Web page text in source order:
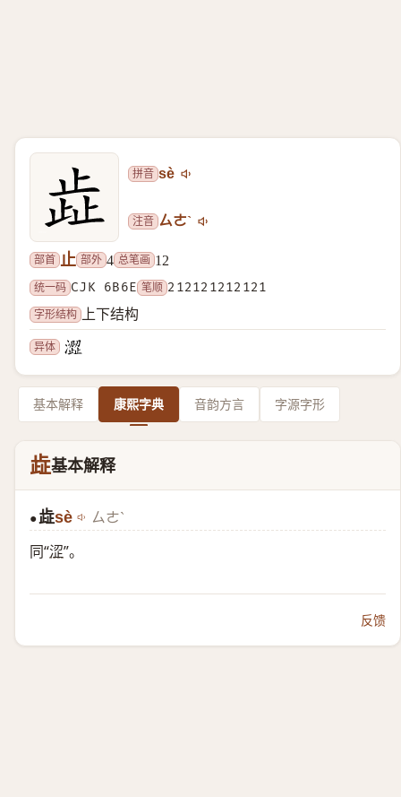
拼音 sè
注音 ㄙㄜˋ
部首 止 部外 4 总笔画 12
统一码 CJK 6B6E 笔顺 212121212121
字形结构
上下结构
异体
基本解释 康熙字典 音韵方言 字源字形
歮基本解释
●歮sè ㄙㄜˋ
同“涩”。
反馈